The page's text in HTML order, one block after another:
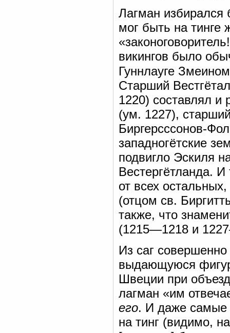
Лагман избирался
мог быть на
викингов было
Гуннлауге
Старший
1220) составлял и
(ум. 1227),
Биргерсссонов-
западногётские
подвигло Эскиля
Вестергётланда. И
от всех
(отцом св.
также, что
(1215—1218 и
Из саг
выдающуюся
Швеции при
лагман «им
его. И даже самые
на тинг (видимо,